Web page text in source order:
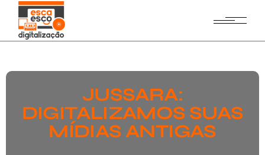
JUSSARA:
DIGITALIZAMOS SUAS
MÍDIAS ANTIGAS